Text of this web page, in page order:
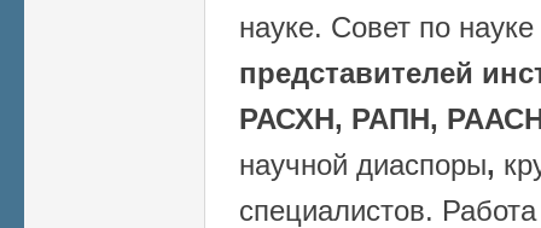
науке. Совет по
представителей
РАСХН, РАПН,
научной диаспоры,
специалистов.